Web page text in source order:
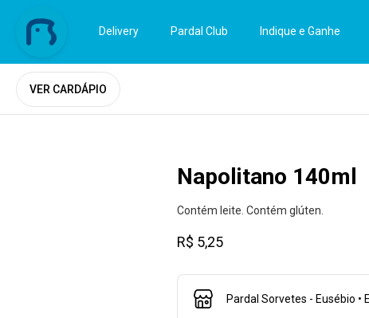
Delivery Pardal Club Indique e Ganhe
VER CARDÁPIO
Napolitano 140ml
Contém leite. Contém glúten.
R$ 5,25
Pardal Sorvetes - Eusébio •